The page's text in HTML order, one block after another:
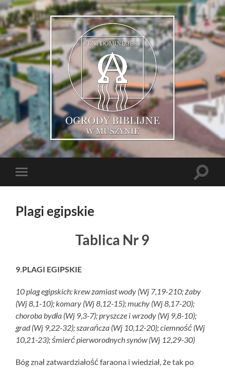
Muszyńskie
Ogrody
Biblijne
mobile
Toggle
Plagi egipskie
Tablica Nr 9
9.PLAGI EGIPSKIE
10 plag egipskich: krew zamiast wody (Wj 7,19-210; żaby
(Wj 8,1-10); komary (Wj 8,12-15); muchy (Wj 8,17-20);
choroba bydła (Wj 9,3-7); pryszcze i wrzody (Wj 9,8-10);
grad (Wj 9,22-32); szarańcza (Wj 10,12-20); ciemność (Wj
10,21-23); śmierć pierworodnych synów (Wj 12,29-30)
Bóg znał zatwardziałość faraona i wiedział, że tak po